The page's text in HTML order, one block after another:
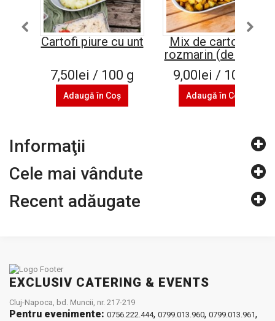
Cartofi piure cu unt
7,50lei / 100 g
Adaugă în Coş
Mix de cartofi cu
rozmarin (de post)
9,00lei / 100 g
Adaugă în Coş
Informaţii
Cele mai vândute
Recent adăugate
EXCLUSIV CATERING & EVENTS
Cluj-Napoca, bd. Muncii, nr. 217-219
Pentru evenimente: 0756.222.444, 0799.013.960, 0799.013.961,